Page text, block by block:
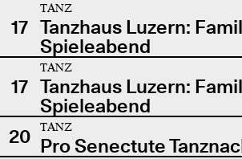
17
TANZ
Tanzhaus Luzern:
Spieleabend
17
TANZ
Tanzhaus Luzern:
Spieleabend
20
TANZ
Pro Senectute